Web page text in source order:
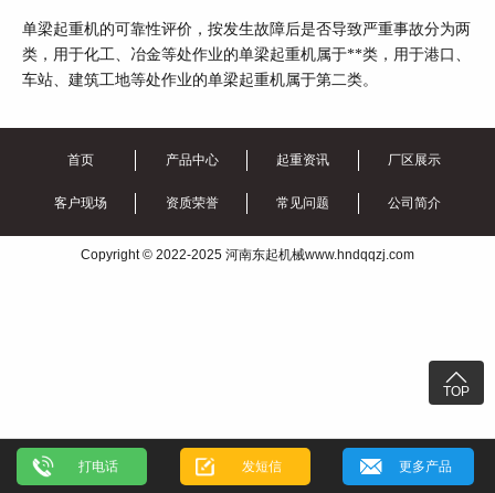
单梁起重机的可靠性评价，按发生故障后是否导致严重事故分为两
类，用于化工、冶金等处作业的单梁起重机属于**类，用于港口、
车站、建筑工地等处作业的单梁起重机属于第二类。

TOP
首页 产品中心 起重资讯 厂区展示
客户现场 资质荣誉 常见问题 公司简介
Copyright © 2022-2025 河南东起机械www.hndqqzj.com
打电话 发短信 更多产品